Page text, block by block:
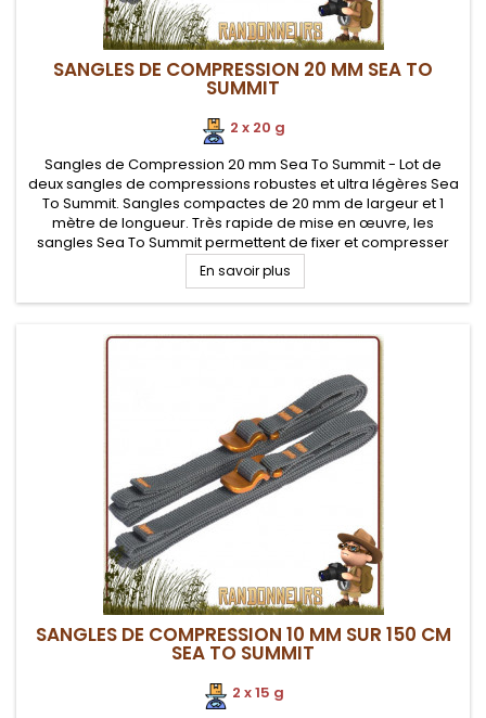
SANGLES DE COMPRESSION 20 MM SEA TO
SUMMIT
2 x 20 g
Sangles de Compression 20 mm Sea To Summit - Lot de
deux sangles de compressions robustes et ultra légères Sea
To Summit. Sangles compactes de 20 mm de largeur et 1
mètre de longueur. Très rapide de mise en œuvre, les
sangles Sea To Summit permettent de fixer et compresser
votre matériel de randonnée et autres équipements (sac de
couchage, matelas...)
En savoir plus
SANGLES DE COMPRESSION 10 MM SUR 150 CM
SEA TO SUMMIT
2 x 15 g